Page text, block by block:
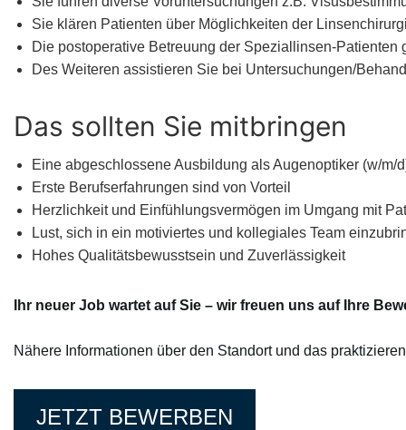
Sie klären Patienten über Möglichkeiten der
Die postoperative Betreuung der Speziallinsen-Patienten
Des Weiteren assistieren Sie bei Untersuchungen/
Das sollten Sie mitbringen
Eine abgeschlossene Ausbildung als Augenoptiker (w/
Erste Berufserfahrungen sind von Vorteil
Herzlichkeit und Einfühlungsvermögen im Umgang mit
Lust, sich in ein motiviertes und kollegiales Team
Hohes Qualitätsbewusstsein und Zuverlässigkeit
Ihr neuer Job wartet auf Sie – wir freuen uns auf Ihre
Nähere Informationen über den Standort und das
JETZT BEWERBEN